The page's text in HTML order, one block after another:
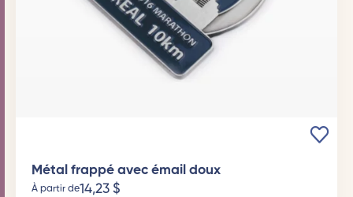
Métal frappé avec émail doux
À partir de14,23 $